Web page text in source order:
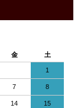
金 土
1
7 8
14 15